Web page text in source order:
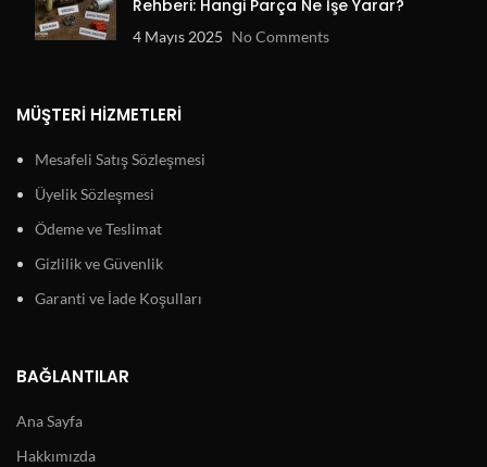
Rehberi: Hangi Parça Ne İşe Yarar?
4 Mayıs 2025 No Comments
MÜŞTERI HIZMETLERI
Mesafeli Satış Sözleşmesi
Üyelik Sözleşmesi
Ödeme ve Teslimat
Gizlilik ve Güvenlik
Garanti ve İade Koşulları
BAĞLANTILAR
Ana Sayfa
Hakkımızda